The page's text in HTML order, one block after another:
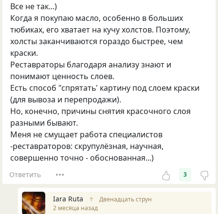
Все не так...)
Когда я покупаю масло, особенно в больших
тюбиках, его хватает на кучу холстов. Поэтому,
холсты заканчиваются гораздо быстрее, чем
краски.
Реставраторы благодаря анализу знают и
понимают ценность слоев.
Есть способ "спрятать' картину под слоем краски
(для вывоза и перепродажи).
Но, конечно, причины снятия красочного слоя
разными бывают.
Меня не смущает работа специалистов
-реставраторов: скрупулёзная, научная,
совершенно точно - обоснованная...)
Ответить 3
Iara Ruta ↑
Двенадцать струн
2 месяца назад